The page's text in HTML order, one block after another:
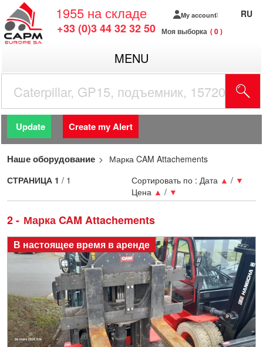
1955 на складе
+33 (0)3 44 32 32 50
My account
Моя выборка 0
RU
MENU
Update Create my Alert
Наше оборудование Марка CAM Attachements
2 Марка CAM Attachements
Сортировать по : Дата ▲ / ▼
Цена ▲ / ▼
СТРАНИЦА 1 / 1
В настоящее время в аренде